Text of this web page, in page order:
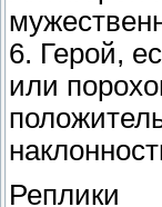
6. Герой,
или
Реплики